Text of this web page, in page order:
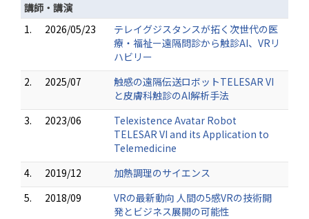
講師・講演
1.
2026/05/23
テレイグジスタンスが拓く次世代の医
療・福祉ー遠隔問診から触診AI、VRリ
ハビリー
2.
2025/07
触感の遠隔伝送ロボットTELESAR VI
と皮膚科触診のAI解析手法
3.
2023/06
Telexistence Avatar Robot
TELESAR VI and its Application to
Telemedicine
4.
2019/12
加熱調理のサイエンス
5.
2018/09
VRの最新動向 人間の5感VRの技術開
発とビジネス展開の可能性